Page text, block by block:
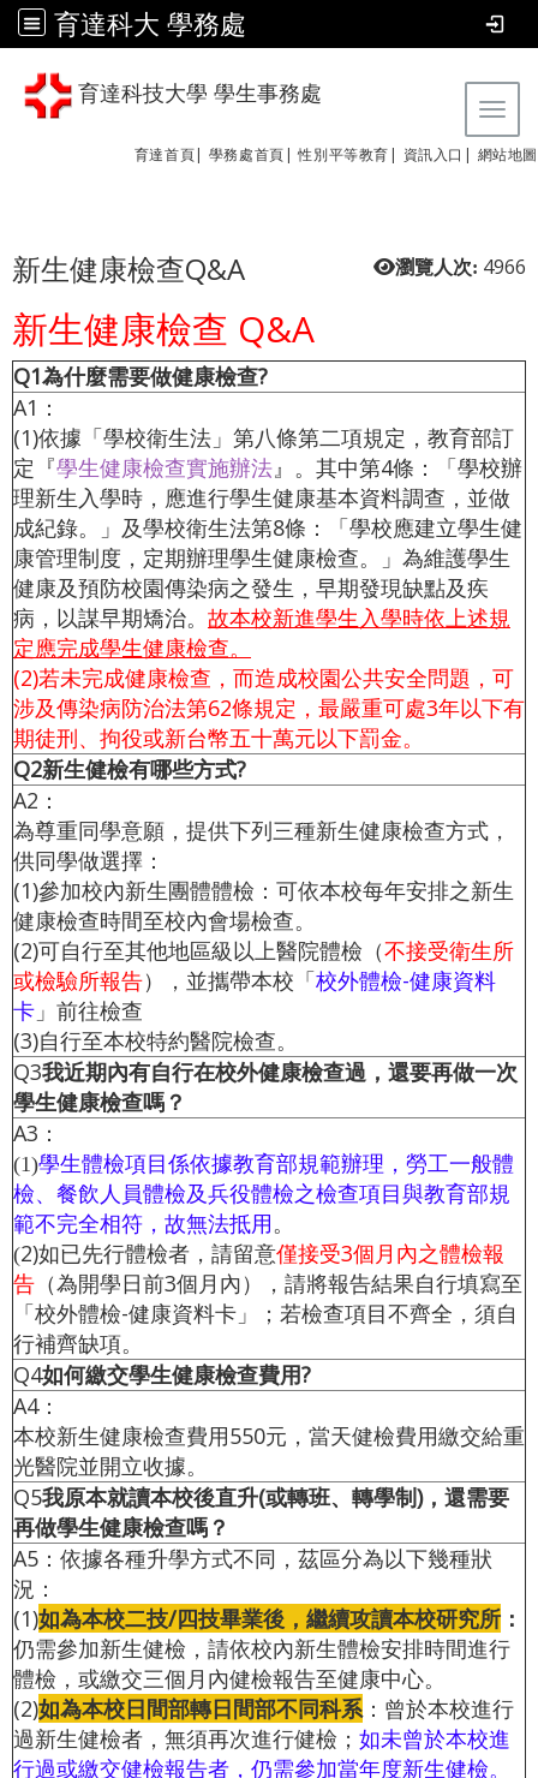
育達科大 學務處
育達科技大學 學生事務處
育達首頁| 學務處首頁| 性別平等教育 | 資訊入口| 網站地圖
瀏覽人次: 4966
新生健康檢查Q&A
新生健康檢查 Q&A
Q1為什麼需要做健康檢查?
A1：
(1)依據「學校衛生法」第八條第二項規定，教育部訂
定『學生健康檢查實施辦法』。其中第4條：「學校辦
理新生入學時，應進行學生健康基本資料調查，並做
成紀錄。」及學校衛生法第8條：「學校應建立學生健
康管理制度，定期辦理學生健康檢查。」為維護學生
健康及預防校園傳染病之發生，早期發現缺點及疾
病，以謀早期矯治。 故本校新進學生入學時依上述規
定應完成學生健康檢查。
(2)若未完成健康檢查，而造成校園公共安全問題，可
涉及傳染病防治法第62條規定，最嚴重可處3年以下有
期徒刑、拘役或新台幣五十萬元以下罰金。
Q2新生健檢有哪些方式?
A2：
為尊重同學意願，提供下列三種新生健康檢查方式，
供同學做選擇：
(1)參加校內新生團體體檢：可依本校每年安排之新生
健康檢查時間至校內會場檢查。
(2)可自行至其他地區級以上醫院體檢（不接受衛生所
或檢驗所報告），並攜帶本校「校外體檢-健康資料
卡 」前往檢查
(3)自行至本校特約醫院檢查。
Q3我近期內有自行在校外健康檢查過，還要再做一次
學生健康檢查嗎？
A3：
(1)學生體檢項目係依據教育部規範辦理，勞工一般體
檢、餐飲人員體檢及兵役體檢之檢查項目與教育部規
範不完全相符，故無法抵用。
(2)如已先行體檢者，請留意僅接受3個月內之體檢報
告 （為開學日前3個月內），請將報告結果自行填寫至
「校外體檢-健康資料卡」；若檢查項目不齊全，須自
行補齊缺項。
Q4如何繳交學生健康檢查費用?
A4：
本校新生健康檢查費用550元，當天健檢費用繳交給重
光醫院並開立收據。
Q5我原本就讀本校後直升(或轉班、轉學制)，還需要
再做學生健康檢查嗎？
A5：依據各種升學方式不同，茲區分為以下幾種狀
況：
(1)如為本校二技/四技畢業後，繼續攻讀本校研究所 ：
仍需參加新生健檢，請依校內新生體檢安排時間進行
體檢，或繳交三個月內健檢報告至健康中心。
(2)如為本校日間部轉日間部不同科系：曾於本校進行
過新生健檢者，無須再次進行健檢； 如未曾於本校進
行過或繳交健檢報告者，仍需參加當年度新生健檢。